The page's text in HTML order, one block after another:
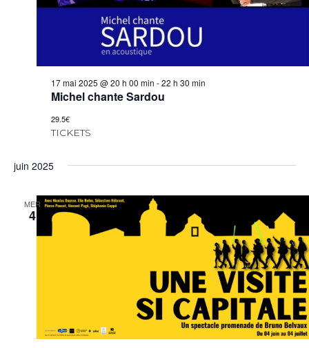
17 mai 2025 @ 20 h 00 min -22 h 30 min
Michel chante Sardou
29.5€
TICKETS
juin 2025
MER
4